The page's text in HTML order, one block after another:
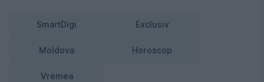
SmartDigi Exclusiv
Moldova Horoscop
Vremea